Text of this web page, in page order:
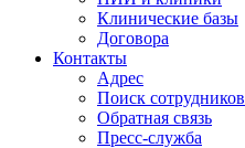
Клинические базы
Договора
Контакты
Адрес
Поиск сотрудников
Обратная связь
Пресс-служба